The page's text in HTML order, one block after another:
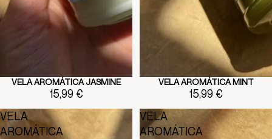
VELA AROMÁTICA JASMINE
15,99 €
VELA AROMÁTICA MINT
15,99 €
VELA
AROMÁTICA
VELA
AROMÁTICA